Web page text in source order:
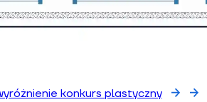
konkurs plastyczny